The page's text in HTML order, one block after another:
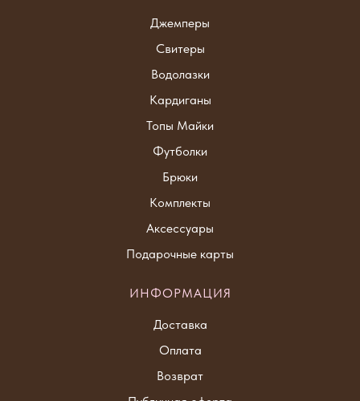
Джемперы
Свитеры
Водолазки
Кардиганы
Топы Майки
Футболки
Брюки
Комплекты
Аксессуары
Подарочные карты
ИНФОРМАЦИЯ
Доставка
Оплата
Возврат